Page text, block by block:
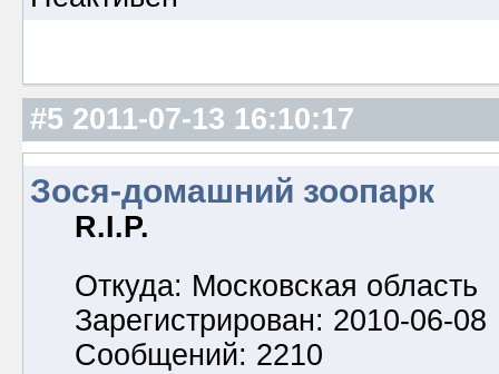
#5 2011-07-13 16:10:17
Зося-домашний зоопарк
R.I.P.
Откуда: Московская область
Зарегистрирован: 2010-06-08
Сообщений: 2210